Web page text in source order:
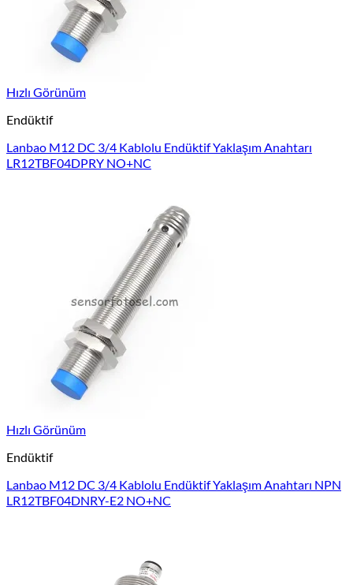
Hızlı Görünüm
Endüktif
Lanbao M12 DC 3/4 Kablolu Endüktif Yaklaşım Anahtarı
LR12TBF04DPRY NO+NC
Hızlı Görünüm
Endüktif
Lanbao M12 DC 3/4 Kablolu Endüktif Yaklaşım Anahtarı NPN
LR12TBF04DNRY-E2 NO+NC